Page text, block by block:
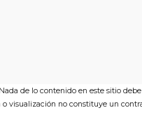
de lo contenido en este sitio
visualización no constituye un